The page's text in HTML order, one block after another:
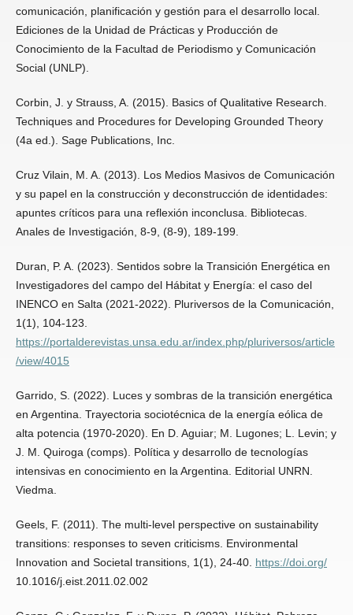
comunicación, planificación y gestión para el desarrollo local.
Ediciones de la Unidad de Prácticas y Producción de
Conocimiento de la Facultad de Periodismo y Comunicación
Social (UNLP).
Corbin, J. y Strauss, A. (2015). Basics of Qualitative Research.
Techniques and Procedures for Developing Grounded Theory
(4a ed.). Sage Publications, Inc.
Cruz Vilain, M. A. (2013). Los Medios Masivos de Comunicación
y su papel en la construcción y deconstrucción de identidades:
apuntes críticos para una reflexión inconclusa. Bibliotecas.
Anales de Investigación, 8-9, (8-9), 189-199.
Duran, P. A. (2023). Sentidos sobre la Transición Energética en
Investigadores del campo del Hábitat y Energía: el caso del
INENCO en Salta (2021-2022). Pluriversos de la Comunicación,
1(1), 104-123.
https://portalderevistas.unsa.edu.ar/index.php/pluriversos/article
/view/4015
Garrido, S. (2022). Luces y sombras de la transición energética
en Argentina. Trayectoria sociotécnica de la energía eólica de
alta potencia (1970-2020). En D. Aguiar; M. Lugones; L. Levin; y
J. M. Quiroga (comps). Política y desarrollo de tecnologías
intensivas en conocimiento en la Argentina. Editorial UNRN.
Viedma.
Geels, F. (2011). The multi-level perspective on sustainability
transitions: responses to seven criticisms. Environmental
Innovation and Societal transitions, 1(1), 24-40. https://doi.org/
10.1016/j.eist.2011.02.002